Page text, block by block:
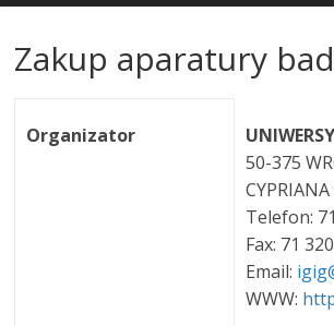
Zakup aparatury
Organizator
50-375
Telefon:
Fax: 71
Email:
WWW: